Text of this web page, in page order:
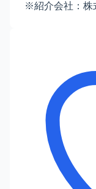
※紹介会社：株